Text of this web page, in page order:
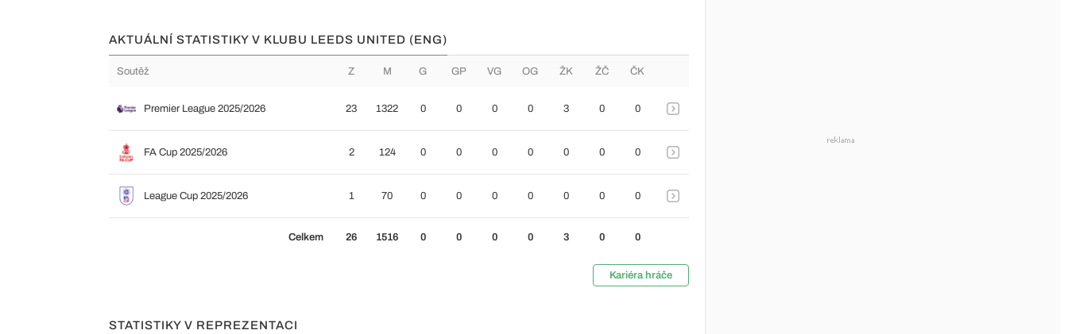
AKTUÁLNÍ STATISTIKY V KLUBU LEEDS UNITED (ENG)
Soutěž Z M G GP VG OG ŽK ŽČ ČK
Premier League 2025/2026 23 1322 0 0 0 0 3 0 0
FA Cup 2025/2026 2 124 0 0 0 0 0 0 0
League Cup 2025/2026 1 70 0 0 0 0 0 0 0
Celkem 26 1516 0 0 0 0 3 0 0
Kariéra hráče
STATISTIKY V REPREZENTACI